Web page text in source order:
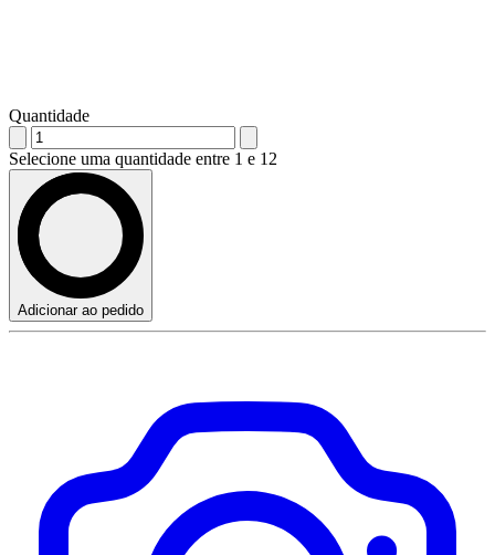
Quantidade
Selecione uma quantidade entre 1 e 12
Adicionar ao pedido